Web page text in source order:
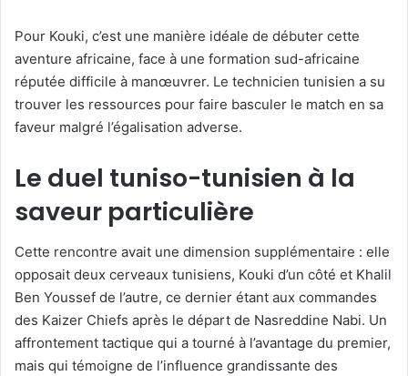
Pour Kouki, c’est une manière idéale de débuter cette
aventure africaine, face à une formation sud-africaine
réputée difficile à manœuvrer. Le technicien tunisien a su
trouver les ressources pour faire basculer le match en sa
faveur malgré l’égalisation adverse.
Le duel tuniso-tunisien à la
saveur particulière
Cette rencontre avait une dimension supplémentaire : elle
opposait deux cerveaux tunisiens, Kouki d’un côté et Khalil
Ben Youssef de l’autre, ce dernier étant aux commandes
des Kaizer Chiefs après le départ de Nasreddine Nabi. Un
affrontement tactique qui a tourné à l’avantage du premier,
mais qui témoigne de l’influence grandissante des